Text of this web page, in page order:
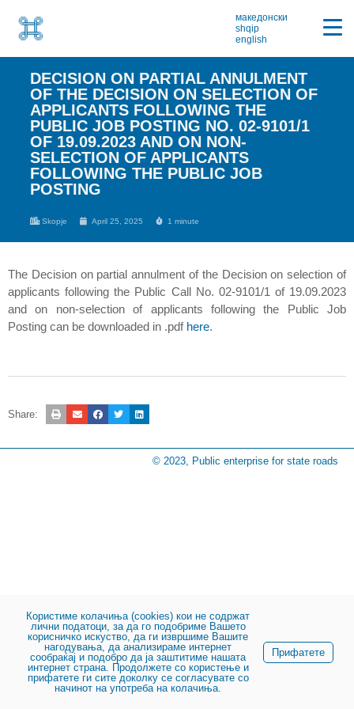
македонски
shqip
english
DECISION ON PARTIAL ANNULMENT
OF THE DECISION ON SELECTION OF
APPLICANTS FOLLOWING THE
PUBLIC JOB POSTING NO. 02-9101/1
OF 19.09.2023 AND ON NON-
SELECTION OF APPLICANTS
FOLLOWING THE PUBLIC JOB
POSTING
Skopje April 25, 2025 1 minute
The Decision on partial annulment of the Decision on selection of
applicants following the Public Call No. 02-9101/1 of 19.09.2023
and on non-selection of applicants following the Public Job
Posting can be downloaded in .pdf here.
Share:
© 2023, Public enterprise for state roads
Користиме колачиња (cookies) кои не содржат
лични податоци, за да го подобриме Вашето
корисничко искуство, да ги извршиме Вашите
нагодувања, да анализираме интернет
сообраќај и подобро да ја заштитиме нашата
интернет страна. Продолжете со користење и
прифатете ги сите доколку се согласувате со
начинот на употреба на колачиња.
Прифатете